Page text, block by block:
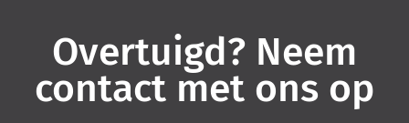
Overtuigd? Neem
contact met ons op